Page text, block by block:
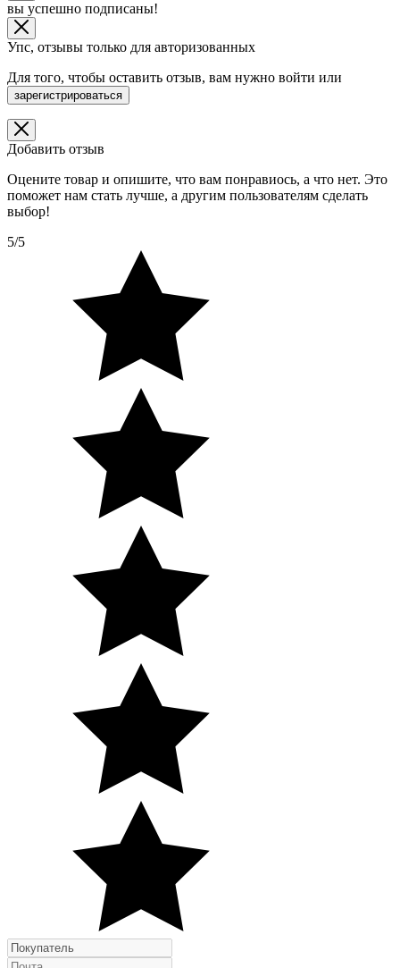
вы успешно подписаны!
Упс, отзывы только для авторизованных
Для того, чтобы оставить отзыв, вам нужно войти или
зарегистрироваться
Добавить отзыв
Оцените товар и опишите, что вам понравиось, а что нет. Это
поможет нам стать лучше, а другим пользователям сделать
выбор!
5/5